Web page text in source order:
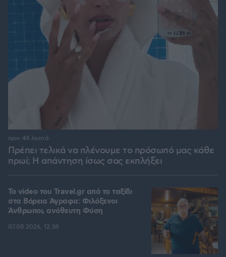
Πρέπει τελικά να πλένουμε το πρόσωπό μας κάθε
πρωί; Η απάντηση ίσως σας εκπλήξει
πριν 44 λεπτά
To video του Travel.gr από το ταξίδι
στα Βόρεια Άγραφα: Φιλόξενοι
Άνθρωποι, ανόθευτη Φύση
07.08.2026, 12:38